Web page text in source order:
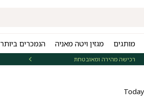
מותגים מגזין ויטה מאניה הנמכרים ביותר
רכישה מהירה ומאובטחת